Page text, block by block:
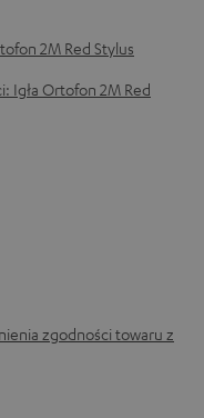
2M Red Stylus
Igła Ortofon 2M Red
zgodności towaru z